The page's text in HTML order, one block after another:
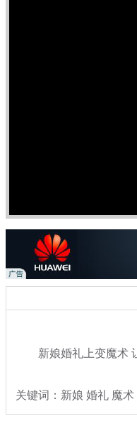
新娘婚礼上变魔术
关键词：新娘 婚礼 魔术